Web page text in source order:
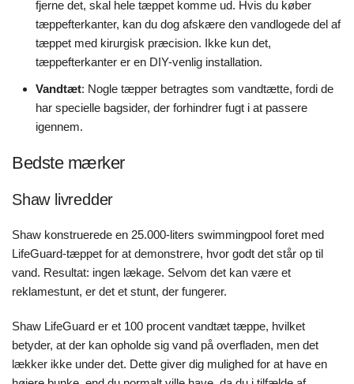
fjerne det, skal hele tæppet komme ud. Hvis du køber
tæppefterkanter, kan du dog afskære den vandlogede del af
tæppet med kirurgisk præcision. Ikke kun det,
tæppefterkanter er en DIY-venlig installation.
Vandtæt: Nogle tæpper betragtes som vandtætte, fordi de
har specielle bagsider, der forhindrer fugt i at passere
igennem.
Bedste mærker
Shaw livredder
Shaw konstruerede en 25.000-liters swimmingpool foret med
LifeGuard-tæppet for at demonstrere, hvor godt det står op til
vand. Resultat: ingen lækage. Selvom det kan være et
reklamestunt, er det et stunt, der fungerer.
Shaw LifeGuard er et 100 procent vandtæt tæppe, hvilket
betyder, at der kan opholde sig vand på overfladen, men det
lækker ikke under det. Dette giver dig mulighed for at have en